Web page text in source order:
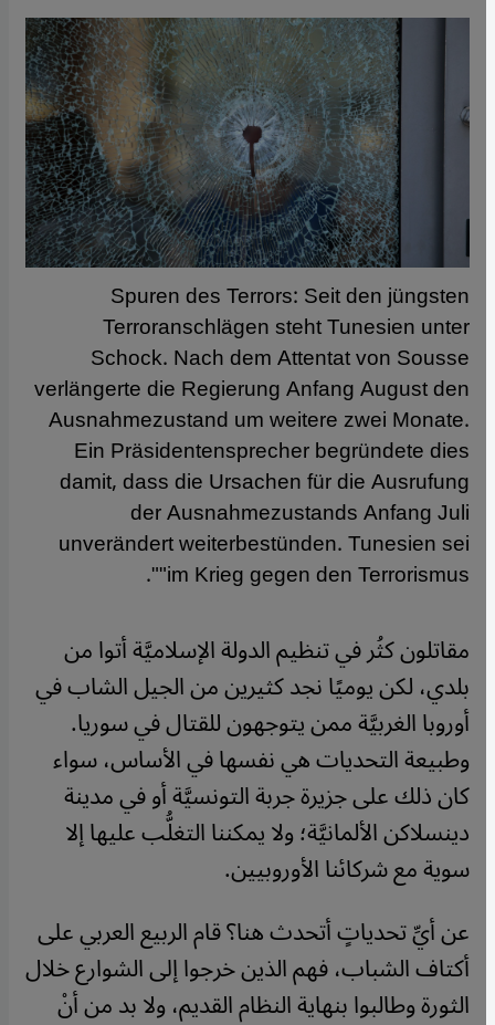
Spuren des Terrors: Seit den jüngsten
Terroranschlägen steht Tunesien unter
Schock. Nach dem Attentat von Sousse
verlängerte die Regierung Anfang August den
Ausnahmezustand um weitere zwei Monate.
Ein Präsidentensprecher begründete dies
damit, dass die Ursachen für die Ausrufung
der Ausnahmezustands Anfang Juli
unverändert weiterbestünden. Tunesien sei
"im Krieg gegen den Terrorismus".
مقاتلون كثُر في تنظيم الدولة الإسلاميَّة أتوا من
بلدي، لكن يوميًا نجد كثيرين من الجيل الشاب في
أوروبا الغربيَّة ممن يتوجهون للقتال في سوريا.
وطبيعة التحديات هي نفسها في الأساس، سواء
كان ذلك على جزيرة جربة التونسيَّة أو في مدينة
دينسلاكن الألمانيَّة؛ ولا يمكننا التغلُّب عليها إلا
سوية مع شركائنا الأوروبيين.
عن أيِّ تحدياتٍ أتحدث هنا؟ قام الربيع العربي على
أكتاف الشباب، فهم الذين خرجوا إلى الشوارع خلال
الثورة وطالبوا بنهاية النظام القديم، ولا بد من أنْ